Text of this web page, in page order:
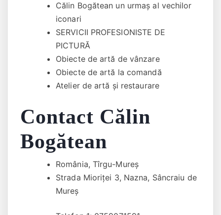
Călin Bogătean un urmaş al vechilor
iconari
SERVICII PROFESIONISTE DE
PICTURĂ
Obiecte de artă de vânzare
Obiecte de artă la comandă
Atelier de artă și restaurare
Contact Călin
Bogătean
România, Tîrgu-Mureș
Strada Mioriței 3, Nazna, Sâncraiu de
Mureș